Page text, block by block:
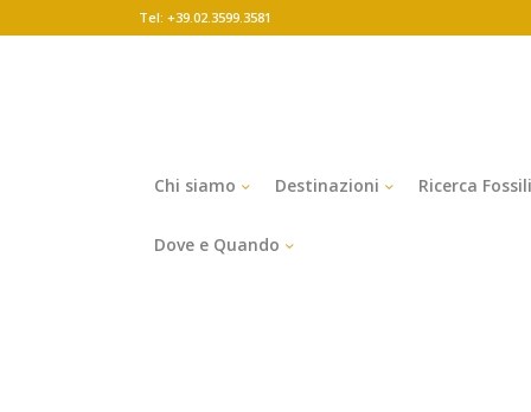
Tel: +39.02.3599.3581
Chi siamo Destinazioni Ricerca Fossili
Dove e Quando